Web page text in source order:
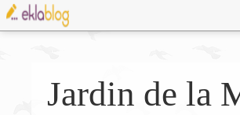
Jardin de la